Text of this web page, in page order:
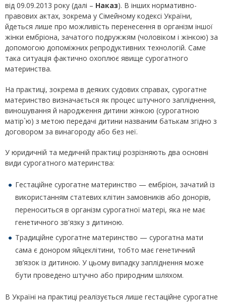
від 09.09.2013 року (далі – Наказ). В інших нормативно-
правових актах, зокрема у Сімейному кодексі України,
йдеться лише про можливість перенесення в організм іншої
жінки ембріона, зачатого подружжям (чоловіком і жінкою) за
допомогою допоміжних репродуктивних технологій. Саме
така ситуація фактично охоплює явище сурогатного
материнства.
На практиці, зокрема в деяких судових справах, сурогатне
материнство визначається як процес штучного запліднення,
виношування й народження дитини жінкою (сурогатною
матір`ю) з метою передачі дитини названим батькам згідно з
договором за винагороду або без неї.
У юридичній та медичній практиці розрізняють два основні
види сурогатного материнства:
Гестаційне сурогатне материнство — ембріон, зачатий із
використанням статевих клітин замовників або донорів,
переноситься в організм сурогатної матері, яка не має
генетичного зв'язку з дитиною.
Традиційне сурогатне материнство — сурогатна мати
сама є донором яйцеклітини, тобто має генетичний
зв’язок із дитиною. У цьому випадку запліднення може
бути проведено штучно або природним шляхом.
В Україні на практиці реалізується лише гестаційне сурогатне